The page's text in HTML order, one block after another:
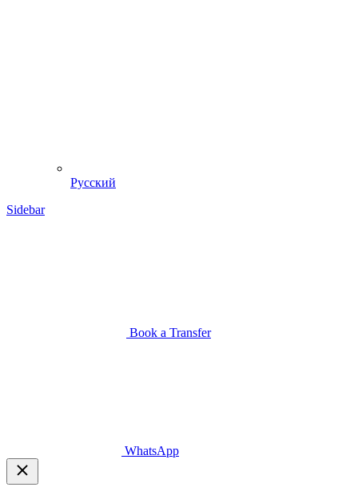
Русский
Sidebar
Book a Transfer
WhatsApp